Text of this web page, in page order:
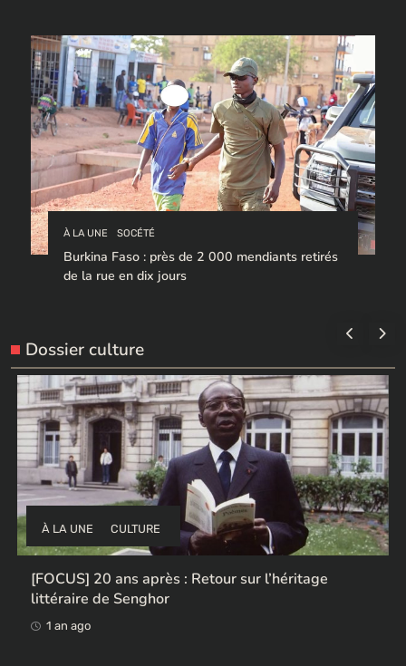
À LA UNE SOCÉTÉ
Burkina Faso : près de 2 000 mendiants retirés
de la rue en dix jours
Dossier culture
sur l’héritage
À LA UNE CULTURE